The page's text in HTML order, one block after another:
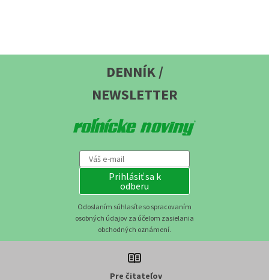
DENNÍK /
NEWSLETTER
Prihlásiť sa k
odberu
Odoslaním súhlasíte so spracovaním